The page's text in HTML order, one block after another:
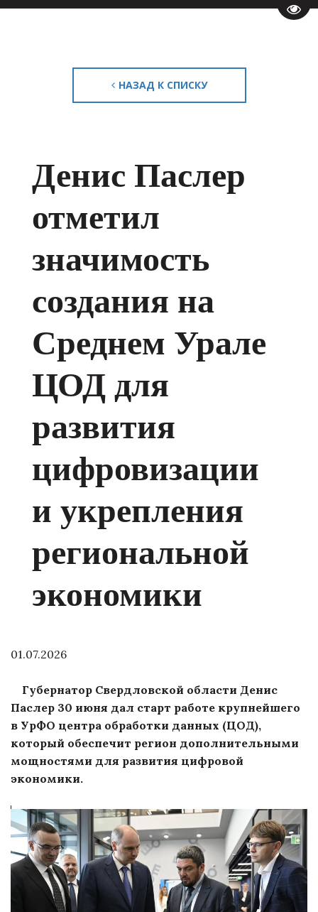
НАЗАД К СПИСКУ
Денис Паслер
отметил
значимость
создания на
Среднем Урале
ЦОД для
развития
цифровизации
и укрепления
региональной
экономики
01.07.2026
Губернатор Свердловской области Денис
Паслер 30 июня дал старт работе крупнейшего
в УрФО центра обработки данных (ЦОД),
который обеспечит регион дополнительными
мощностями для развития цифровой
экономики.